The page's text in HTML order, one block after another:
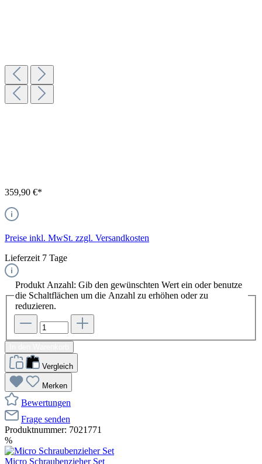
359,90 €*
Preise inkl. MwSt. zzgl. Versandkosten
Lieferzeit 7 Tage
Produkt Anzahl: Gib den gewünschten Wert ein oder benutze
die Schaltflächen um die Anzahl zu erhöhen oder zu
reduzieren.
Vergleich
Merken
Bewertungen
Frage senden
Produktnummer: 7021771
%
Micro Schraubenzieher Set